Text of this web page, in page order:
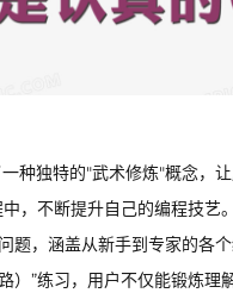
种独特的"武术修炼"概念，
，不断提升自己的编程技艺
题，涵盖从新手到专家的各
）”练习，用户不仅能锻炼理